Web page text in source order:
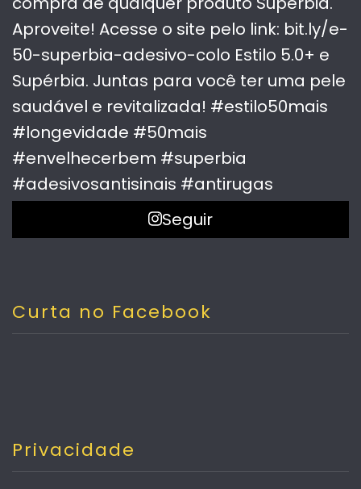
Seguir
Curta no Facebook
Privacidade